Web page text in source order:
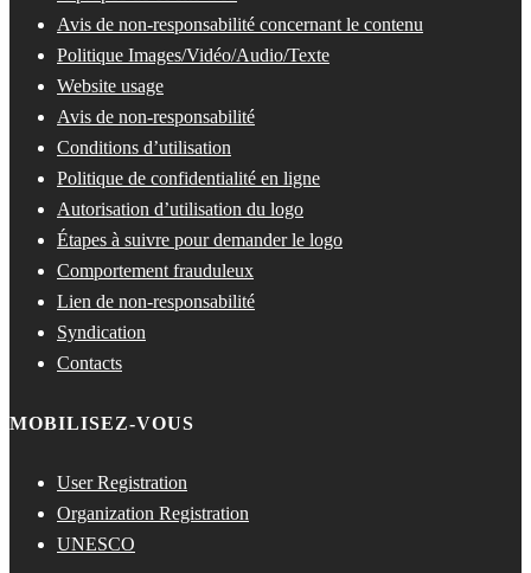
Avis de non-responsabilité concernant le contenu
Politique Images/Vidéo/Audio/Texte
Website usage
Avis de non-responsabilité
Conditions d’utilisation
Politique de confidentialité en ligne
Autorisation d’utilisation du logo
Étapes à suivre pour demander le logo
Comportement frauduleux
Lien de non-responsabilité
Syndication
Contacts
MOBILISEZ-VOUS
User Registration
Organization Registration
UNESCO